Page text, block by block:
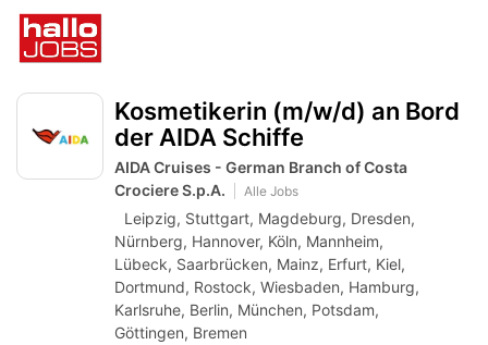
Accessibility
Modus
aktivieren
von
Endgerät
aus
Kosmetikerin (m/w/d) an Bord
der AIDA Schiffe
AIDA Cruises - German Branch of Costa
Crociere S.p.A.
Alle Jobs
Leipzig, Stuttgart, Magdeburg, Dresden,
Nürnberg, Hannover, Köln, Mannheim,
Lübeck, Saarbrücken, Mainz, Erfurt, Kiel,
Dortmund, Rostock, Wiesbaden, Hamburg,
Karlsruhe, Berlin, München, Potsdam,
Göttingen, Bremen